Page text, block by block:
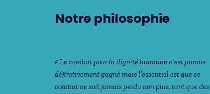
Notre philosophie
« Le combat pour la dignité humaine n’est jamais
déﬁnitivement gagné mais l’essentiel est que ce
combat ne soit jamais perdu non plus, tant que des